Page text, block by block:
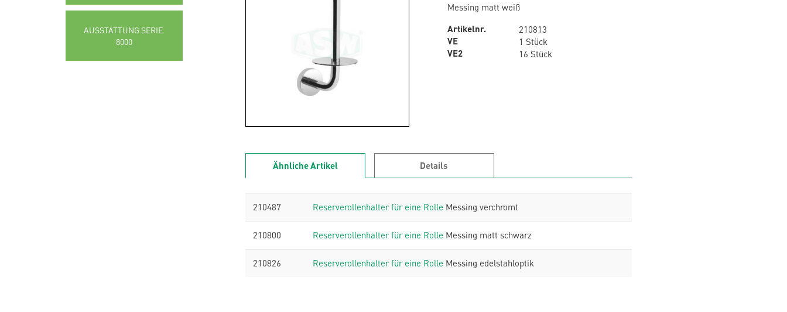
AUSSTATTUNG SERIE
8000
Messing matt weiß
Artikelnr.
210813
VE
1 Stück
VE2
16 Stück
Ähnliche Artikel Details
210487 Reserverollenhalter für eine Rolle Messing verchromt
210800 Reserverollenhalter für eine Rolle Messing matt schwarz
210826 Reserverollenhalter für eine Rolle Messing edelstahloptik